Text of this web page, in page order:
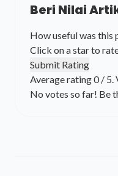
Beri Nilai
How useful was this
Click on a star to
Submit Rating
Average rating0/ 5.
No votes so far! Be